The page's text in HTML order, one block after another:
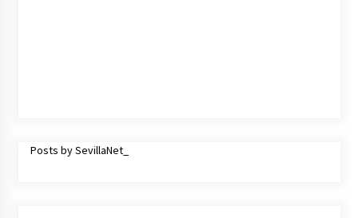
Posts by SevillaNet_